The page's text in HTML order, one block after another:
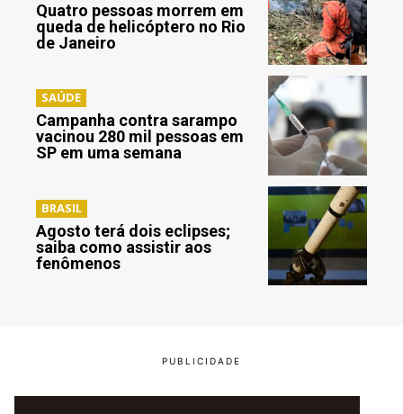
Quatro pessoas morrem em
queda de helicóptero no Rio
de Janeiro
SAÚDE
Campanha contra sarampo
vacinou 280 mil pessoas em
SP em uma semana
BRASIL
Agosto terá dois eclipses;
saiba como assistir aos
fenômenos